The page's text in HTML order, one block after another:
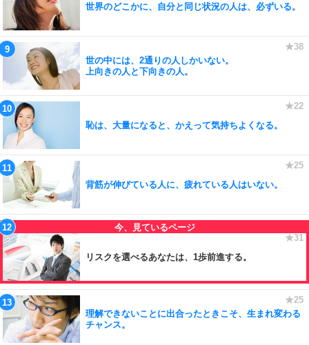
世界のどこかに、自分と同じ状況の人は、必ずいる。
世の中には、2通りの人しかいない。
上向きの人と下向きの人。
恥は、大量になると、かえって気持ちよくなる。
背筋が伸びている人に、疲れている人はいない。
リスクを選べるあなたは、1歩前進する。
理解できないことに出合ったときこそ、生まれ変わる
チャンス。